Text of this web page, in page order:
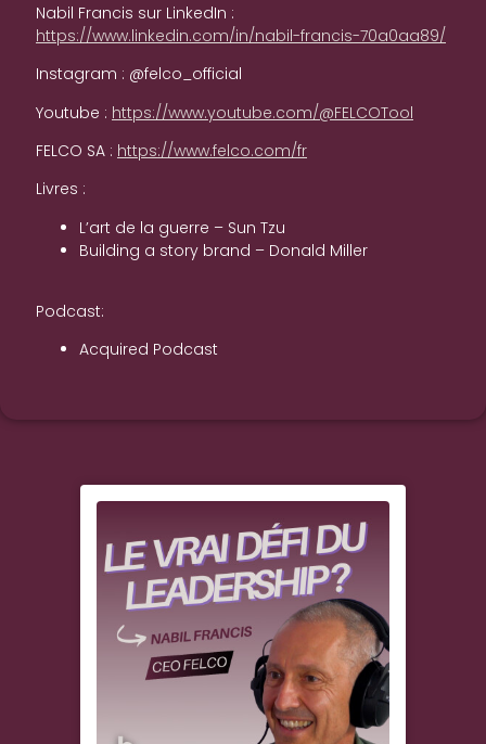
Nabil Francis sur LinkedIn :
https://www.linkedin.com/in/nabil-francis-70a0aa89/
Instagram : @felco_official
Youtube : https://www.youtube.com/@FELCOTool
FELCO SA : https://www.felco.com/fr
Livres :
L’art de la guerre – Sun Tzu
Building a story brand – Donald Miller
Podcast:
Acquired Podcast